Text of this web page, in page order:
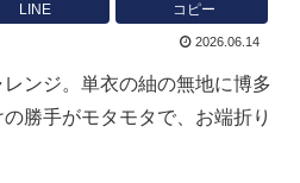
LINE コピー
2026.06.14
ンジ。単衣の紬の無地に博多
勝手がモタモタで、お端折り